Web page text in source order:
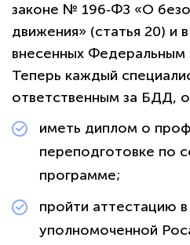
законе № 196‑ФЗ «О
движения» (статья 20) и
внесенных
Теперь каждый
ответственным за БДД,
иметь диплом о
переподготовке по
программе;
пройти аттестацию
уполномоченной